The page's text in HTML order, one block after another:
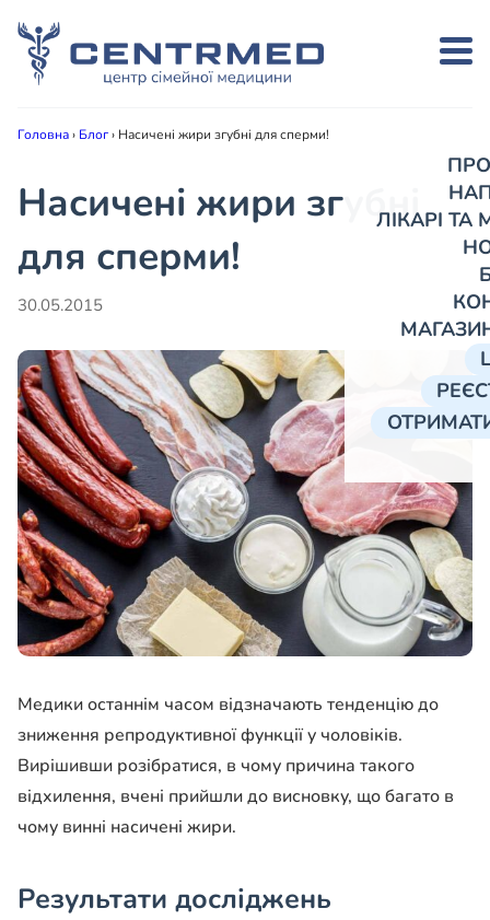
ЛІКАРІ
Головна› Блог› Насичені жири згубні для сперми!
Насичені жири згубні
для сперми!
30.05.2015
Медики останнім часом відзначають тенденцію до
зниження репродуктивної функції у чоловіків.
Вирішивши розібратися, в чому причина такого
відхилення, вчені прийшли до висновку, що багато в
чому винні насичені жири.
Результати досліджень